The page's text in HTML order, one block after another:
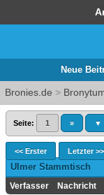
Neue
Bronies.de >
Seite: 1 » ▼
<< Erster Letzter >>
Ulmer Stammtisch
Verfasser Nachricht